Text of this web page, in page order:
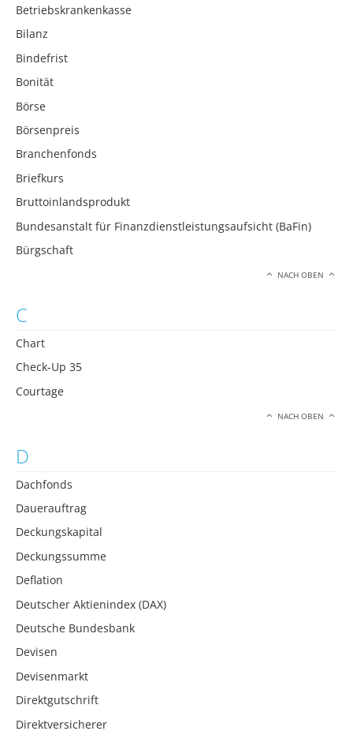
Betriebskrankenkasse
Bilanz
Bindefrist
Bonität
Börse
Börsenpreis
Branchenfonds
Briefkurs
Bruttoinlandsprodukt
Bundesanstalt für Finanzdienstleistungsaufsicht (BaFin)
Bürgschaft
NACH OBEN
C
Chart
Check-Up 35
Courtage
NACH OBEN
D
Dachfonds
Dauerauftrag
Deckungskapital
Deckungssumme
Deflation
Deutscher Aktienindex (DAX)
Deutsche Bundesbank
Devisen
Devisenmarkt
Direktgutschrift
Direktversicherer